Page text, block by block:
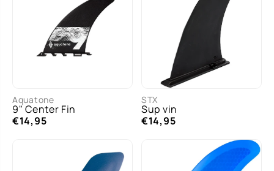
Aquatone
9" Center Fin
€14,95
STX
Sup vin
€14,95